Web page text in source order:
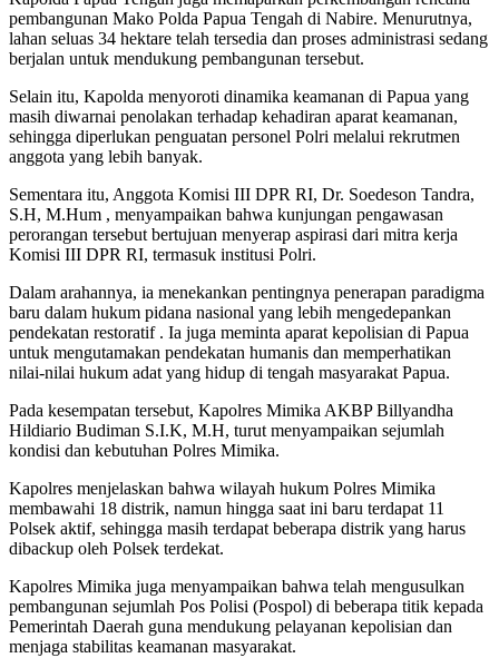
pembangunan Mako Polda Papua Tengah di Nabire. Menurutnya,
lahan seluas 34 hektare telah tersedia dan proses administrasi sedang
berjalan untuk mendukung pembangunan tersebut.
Selain itu, Kapolda menyoroti dinamika keamanan di Papua yang
masih diwarnai penolakan terhadap kehadiran aparat keamanan,
sehingga diperlukan penguatan personel Polri melalui rekrutmen
anggota yang lebih banyak.
Sementara itu, Anggota Komisi III DPR RI, Dr. Soedeson Tandra,
S.H, M.Hum , menyampaikan bahwa kunjungan pengawasan
perorangan tersebut bertujuan menyerap aspirasi dari mitra kerja
Komisi III DPR RI, termasuk institusi Polri.
Dalam arahannya, ia menekankan pentingnya penerapan paradigma
baru dalam hukum pidana nasional yang lebih mengedepankan
pendekatan restoratif . Ia juga meminta aparat kepolisian di Papua
untuk mengutamakan pendekatan humanis dan memperhatikan
nilai-nilai hukum adat yang hidup di tengah masyarakat Papua.
Pada kesempatan tersebut, Kapolres Mimika AKBP Billyandha
Hildiario Budiman S.I.K, M.H, turut menyampaikan sejumlah
kondisi dan kebutuhan Polres Mimika.
Kapolres menjelaskan bahwa wilayah hukum Polres Mimika
membawahi 18 distrik, namun hingga saat ini baru terdapat 11
Polsek aktif, sehingga masih terdapat beberapa distrik yang harus
dibackup oleh Polsek terdekat.
Kapolres Mimika juga menyampaikan bahwa telah mengusulkan
pembangunan sejumlah Pos Polisi (Pospol) di beberapa titik kepada
Pemerintah Daerah guna mendukung pelayanan kepolisian dan
menjaga stabilitas keamanan masyarakat.